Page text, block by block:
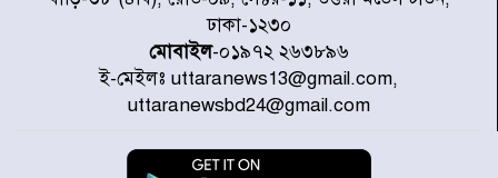
নেতারা
যুক্তরাষ্ট্রে দাবানল নেভাতে গিয়ে
হেলিকপ্টার বিধ্বস্ত, নিহত ১
ঢাকা-১২৩০
মোবাইল-০১৯৭২ ২৬৩৮৯৬
ই-মেইলঃ uttaranews13@gmail.com,
uttaranewsbd24@gmail.com